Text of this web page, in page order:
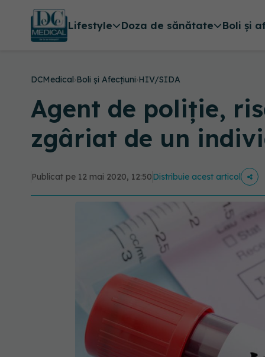
Lifestyle Doza de sănătate Boli și
DCMedical›Boli și Afecțiuni›HIV/SIDA
Agent de poliție,
zgâriat de un
Publicat pe 12 mai 2020, 12:50Distribuie acest articol